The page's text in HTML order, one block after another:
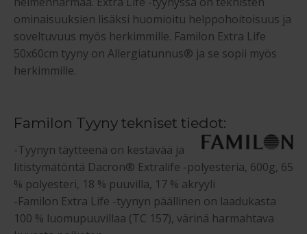
ominaisuuksien lisäksi huomioitu helppohoitoisuus ja
soveltuvuus myös herkimmille. Familon Extra Life
50x60cm tyyny on Allergiatunnus® ja se sopii myös
herkimmille.
Familon Tyyny tekniset tiedot:
-Tyynyn täytteenä on kestävää ja
litistymätöntä Dacron® Extralife -polyesteria, 600g, 65
% polyesteri, 18 % puuvilla, 17 % akryyli
-Familon Extra Life -tyynyn päällinen on laadukasta
100 % luomupuuvillaa (TC 157), värinä harmahtava